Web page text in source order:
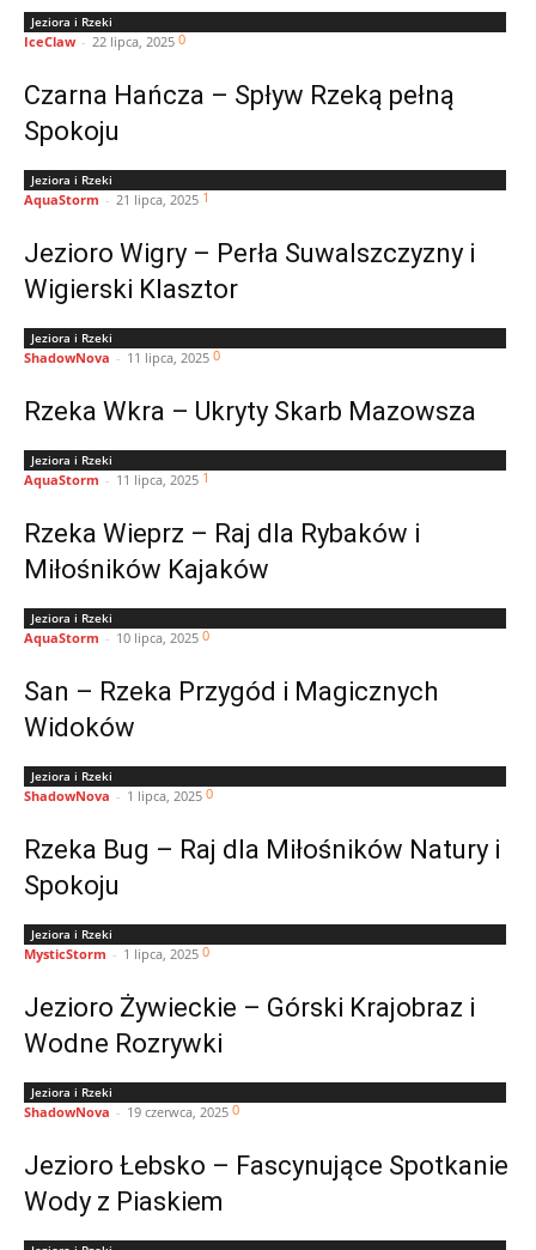
Jeziora i Rzeki
IceClaw - 22 lipca, 2025 0
Czarna Hańcza – Spływ Rzeką pełną
Spokoju
Jeziora i Rzeki
AquaStorm - 21 lipca, 2025 1
Jezioro Wigry – Perła Suwalszczyzny i
Wigierski Klasztor
Jeziora i Rzeki
ShadowNova - 11 lipca, 2025 0
Rzeka Wkra – Ukryty Skarb Mazowsza
Jeziora i Rzeki
AquaStorm - 11 lipca, 2025 1
Rzeka Wieprz – Raj dla Rybaków i
Miłośników Kajaków
Jeziora i Rzeki
AquaStorm - 10 lipca, 2025 0
San – Rzeka Przygód i Magicznych
Widoków
Jeziora i Rzeki
ShadowNova - 1 lipca, 2025 0
Rzeka Bug – Raj dla Miłośników Natury i
Spokoju
Jeziora i Rzeki
MysticStorm - 1 lipca, 2025 0
Jezioro Żywieckie – Górski Krajobraz i
Wodne Rozrywki
Jeziora i Rzeki
ShadowNova - 19 czerwca, 2025 0
Jezioro Łebsko – Fascynujące Spotkanie
Wody z Piaskiem